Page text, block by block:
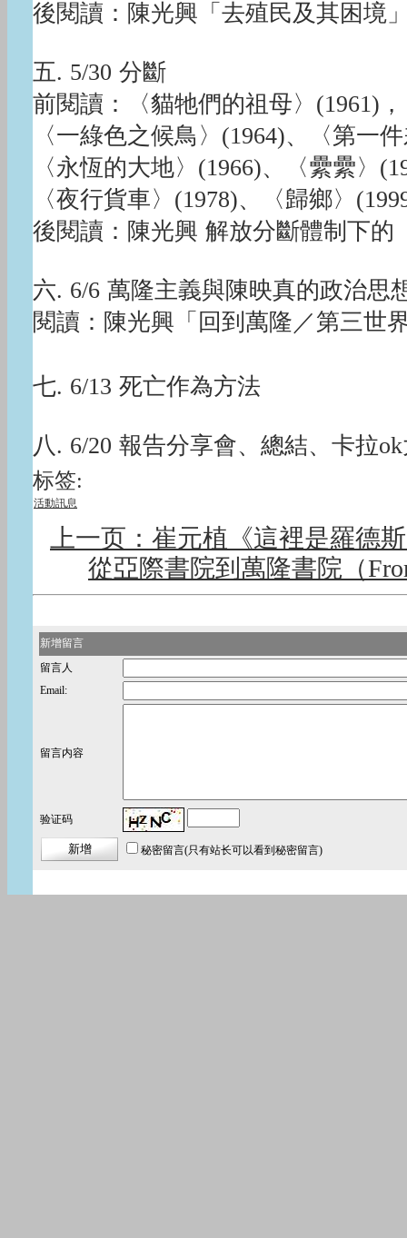
後閱讀：陳光興「去殖民及其困境
五. 5/30 分斷
前閱讀：〈貓牠們的祖母〉(1961)
〈一綠色之候鳥〉(1964)、〈第一
〈永恆的大地〉(1966)、〈纍纍〉
〈夜行貨車〉(1978)、〈歸鄉〉
後閱讀：陳光興 解放分斷體制下
六. 6/6 萬隆主義與陳映真的政治思
閱讀：陳光興「回到萬隆／第三世
七. 6/13 死亡作為方法
八. 6/20 報告分享會、總結、卡拉
标签:
活動訊息
上一页：崔元植《這裡是羅德
從亞際書院到萬隆書院（
新增留言
留言人
Email:
留言内容
验证码
秘密留言(只有站长可以看到秘密留言)